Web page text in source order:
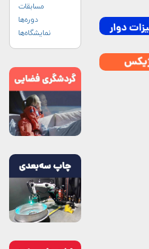
مسابقات
دوره‌ها
نمایشگاه‌ها